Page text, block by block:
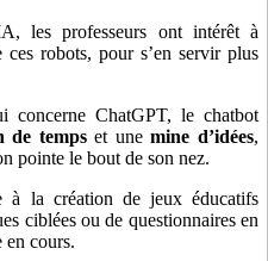
les professeurs ont intérêt à
robots, pour s’en servir plus
ChatGPT, le chatbot
de tempset unemine d’idées,
pointe le bout de son nez.
à la création de jeux éducatifs
ciblées ou de questionnaires en
en cours.